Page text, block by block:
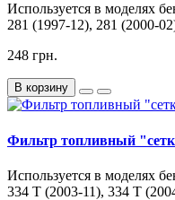
Используется в моделях
281 (1997-12), 281 (2000-
248 грн.
В корзину
Фильтр топливный
Используется в моделях
334 T (2003-11), 334 T